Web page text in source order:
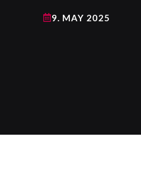
9. MAY 2025